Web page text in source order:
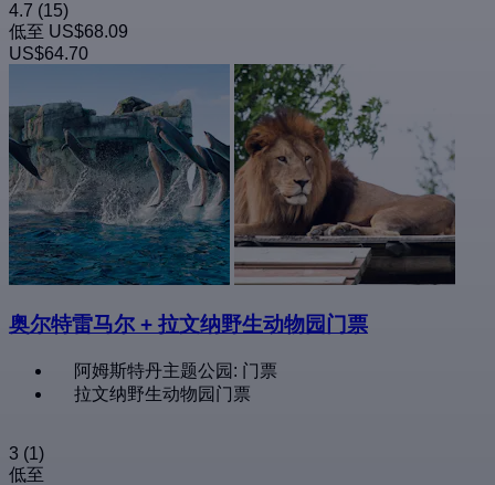
4.7 (15)
低至 US$68.09
US$64.70
奥尔特雷马尔 + 拉文纳野生动物园门票
阿姆斯特丹主题公园: 门票
拉文纳野生动物园门票
3 (1)
低至